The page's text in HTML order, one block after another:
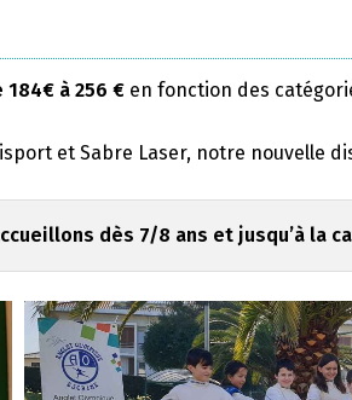
à 256 € en fonction des
et Sabre Laser, notre nouvelle
dès 7/8 ans et jusqu’à la